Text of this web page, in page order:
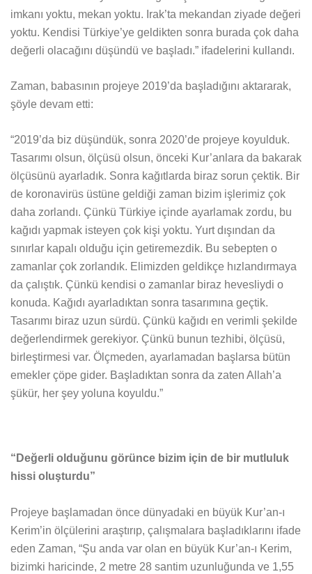
imkanı yoktu, mekan yoktu. Irak’ta mekandan ziyade değeri
yoktu. Kendisi Türkiye’ye geldikten sonra burada çok daha
değerli olacağını düşündü ve başladı.” ifadelerini kullandı.
Zaman, babasının projeye 2019’da başladığını aktararak,
şöyle devam etti:
“2019’da biz düşündük, sonra 2020’de projeye koyulduk.
Tasarımı olsun, ölçüsü olsun, önceki Kur’anlara da bakarak
ölçüsünü ayarladık. Sonra kağıtlarda biraz sorun çektik. Bir
de koronavirüs üstüne geldiği zaman bizim işlerimiz çok
daha zorlandı. Çünkü Türkiye içinde ayarlamak zordu, bu
kağıdı yapmak isteyen çok kişi yoktu. Yurt dışından da
sınırlar kapalı olduğu için getiremezdik. Bu sebepten o
zamanlar çok zorlandık. Elimizden geldikçe hızlandırmaya
da çalıştık. Çünkü kendisi o zamanlar biraz hevesliydi o
konuda. Kağıdı ayarladıktan sonra tasarımına geçtik.
Tasarımı biraz uzun sürdü. Çünkü kağıdı en verimli şekilde
değerlendirmek gerekiyor. Çünkü bunun tezhibi, ölçüsü,
birleştirmesi var. Ölçmeden, ayarlamadan başlarsa bütün
emekler çöpe gider. Başladıktan sonra da zaten Allah’a
şükür, her şey yoluna koyuldu.”
“Değerli olduğunu görünce bizim için de bir mutluluk
hissi oluşturdu”
Projeye başlamadan önce dünyadaki en büyük Kur’an-ı
Kerim’in ölçülerini araştırıp, çalışmalara başladıklarını ifade
eden Zaman, “Şu anda var olan en büyük Kur’an-ı Kerim,
bizimki haricinde, 2 metre 28 santim uzunluğunda ve 1,55